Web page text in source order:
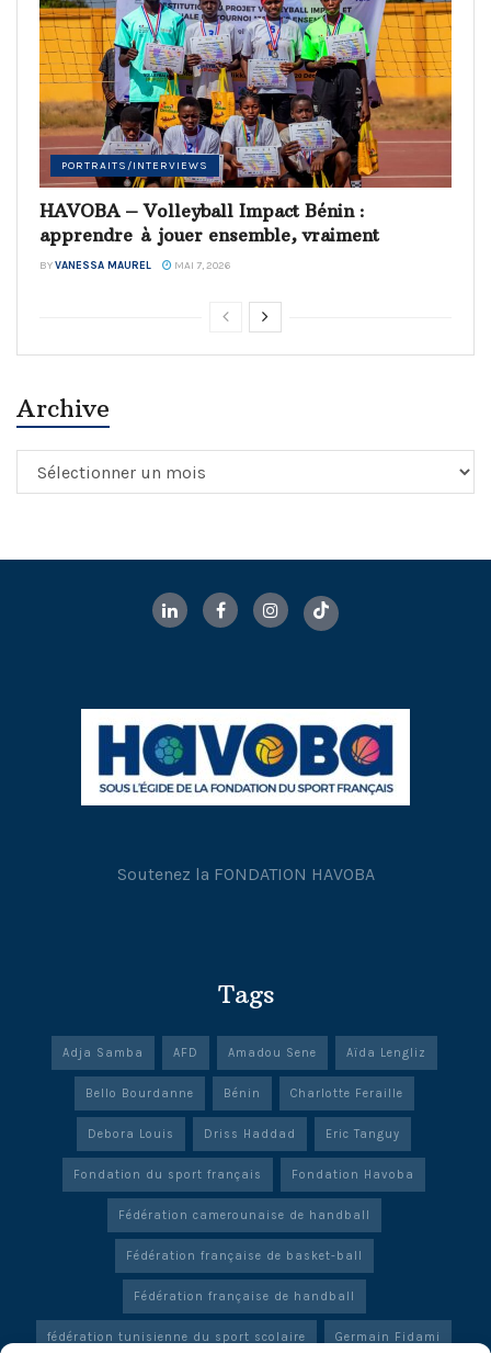
PORTRAITS/INTERVIEWS
HAVOBA – Volleyball Impact Bénin :
apprendre à jouer ensemble, vraiment
BYVANESSA MAUREL MAI 7, 2026
Archive
Archive
Soutenez la FONDATION HAVOBA
Tags
Adja Samba AFD Amadou Sene Aïda Lengliz
Bello Bourdanne Bénin Charlotte Feraille
Debora Louis Driss Haddad Eric Tanguy
Fondation du sport français Fondation Havoba
Fédération camerounaise de handball
Fédération française de basket-ball
Fédération française de handball
fédération tunisienne du sport scolaire Germain Fidami